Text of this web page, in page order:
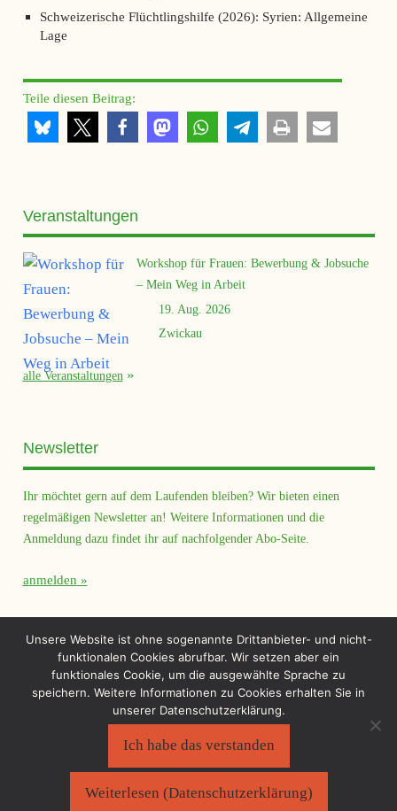
Schweizerische Flüchtlingshilfe (2026): Syrien: Allgemeine
Lage
Teile diesen Beitrag:
Veranstaltungen
Workshop für Frauen: Bewerbung & Jobsuche
– Mein Weg in Arbeit
19. Aug. 2026
Zwickau
alle Veranstaltungen
Newsletter
Ihr möchtet gern auf dem Laufenden bleiben? Wir bieten einen
regelmäßigen Newsletter an! Weitere Informationen und die
Anmeldung dazu findet ihr auf nachfolgender Abo-Seite.
anmelden
Unsere Website ist ohne sogenannte Drittanbieter- und nicht-
funktionalen Cookies abrufbar. Wir setzen aber ein
funktionales Cookie, um die ausgewählte Sprache zu
speichern. Weitere Informationen zu Cookies erhalten Sie in
unserer Datenschutzerklärung.
Ich habe das verstanden
Weiterlesen (Datenschutzerklärung)